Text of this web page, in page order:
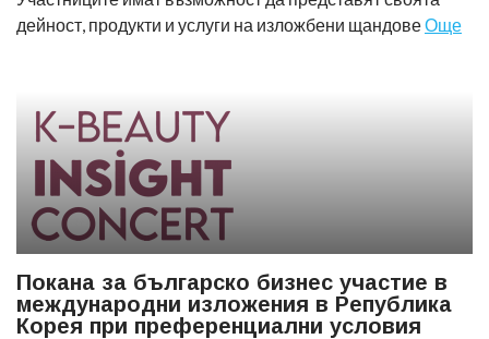
дейност, продукти и услуги на изложбени щандовеОще
Покана за българско бизнес участие в
международни изложения в Република
Корея при преференциални условия